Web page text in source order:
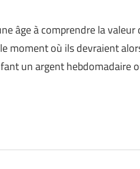
âge à comprendre la valeur
moment où ils devraient
un argent hebdomadaire